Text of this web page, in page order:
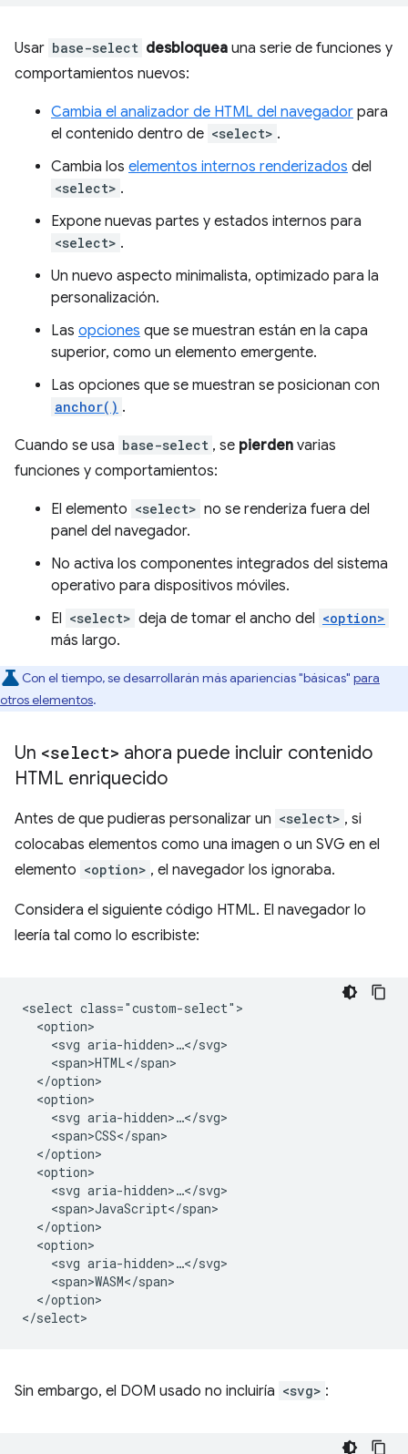
Usar base-select desbloquea una serie de funciones y
comportamientos nuevos:
Cambia el analizador de HTML del navegador para
el contenido dentro de <select> .
Cambia los elementos internos renderizados del
<select> .
Expone nuevas partes y estados internos para
<select> .
Un nuevo aspecto minimalista, optimizado para la
personalización.
Las opciones que se muestran están en la capa
superior, como un elemento emergente.
Las opciones que se muestran se posicionan con
anchor() .
Cuando se usa base-select , se pierden varias
funciones y comportamientos:
El elemento <select> no se renderiza fuera del
panel del navegador.
No activa los componentes integrados del sistema
operativo para dispositivos móviles.
El <select> deja de tomar el ancho del <option>
más largo.
Con el tiempo, se desarrollarán más apariencias "básicas" para
otros elementos.
Un <select> ahora puede incluir contenido
HTML enriquecido
Antes de que pudieras personalizar un <select> , si
colocabas elementos como una imagen o un SVG en el
elemento <option> , el navegador los ignoraba.
Considera el siguiente código HTML. El navegador lo
leería tal como lo escribiste:
<select class="custom-select">
  <option>
    <svg aria-hidden>…</svg>
    <span>HTML</span>
  </option>
  <option>
    <svg aria-hidden>…</svg>
    <span>CSS</span>
  </option>
  <option>
    <svg aria-hidden>…</svg>
    <span>JavaScript</span>
  </option>
  <option>
    <svg aria-hidden>…</svg>
    <span>WASM</span>
  </option>
Sin embargo, el DOM usado no incluiría <svg> :